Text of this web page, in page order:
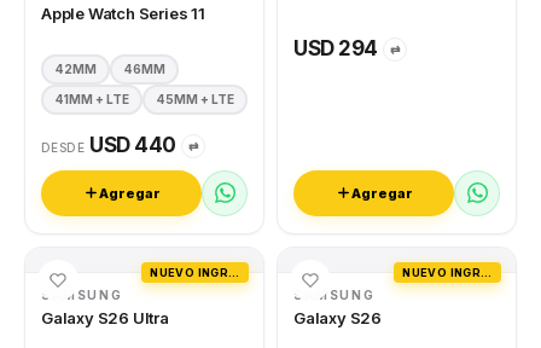
Apple Watch Series 11
42MM 46MM
41MM + LTE 45MM + LTE
DESDE USD 440 ⇄
Agregar
USD 294 ⇄
Agregar
SAMSUNG
Galaxy S26 Ultra
SAMSUNG
Galaxy S26